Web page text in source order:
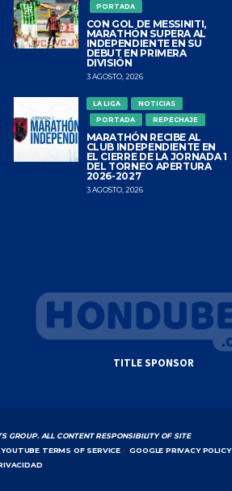
PORTADA
CON GOL DE MESSINITI,
MARATHÓN SUPERA AL
INDEPENDIENTE EN SU
DEBUT EN PRIMERA
DIVISIÓN
3 AGOSTO, 2026
LA LIGA
NOTICIAS
PORTADA
REPECHAJE
MARATHÓN RECIBE AL
CLUB INDEPENDIENTE EN
EL CIERRE DE LA JORNADA 1
DEL TORNEO APERTURA
2026-2027
3 AGOSTO, 2026
TITLE SPONSOR
GROUP. ALL CONTENT RESPONSIBILITY OF SITE
YOUTUBE TERMS OF SERVICE |GOOGLE PRIVACY POLICY